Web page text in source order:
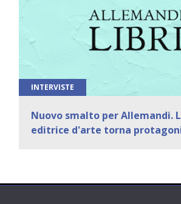
INTERVISTE
Nuovo smalto per Allemandi.
editrice d'arte torna